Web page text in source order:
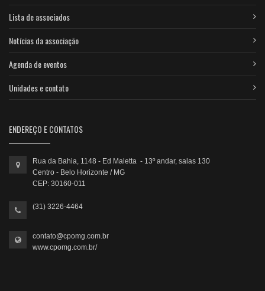
Lista de associados
Notícias da associação
Agenda de eventos
Unidades e contato
ENDEREÇO E CONTATOS
Rua da Bahia, 1148 - Ed Maletta - 13º andar, salas 130
Centro - Belo Horizonte / MG
CEP: 30160-011
(31) 3226-4464
contato@cpomg.com.br
www.cpomg.com.br/